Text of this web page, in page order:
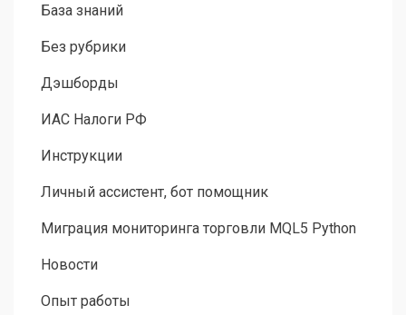
База знаний
Без рубрики
Дэшборды
ИАС Налоги РФ
Инструкции
Личный ассистент, бот помощник
Миграция мониторинга торговли MQL5 Python
Новости
Опыт работы